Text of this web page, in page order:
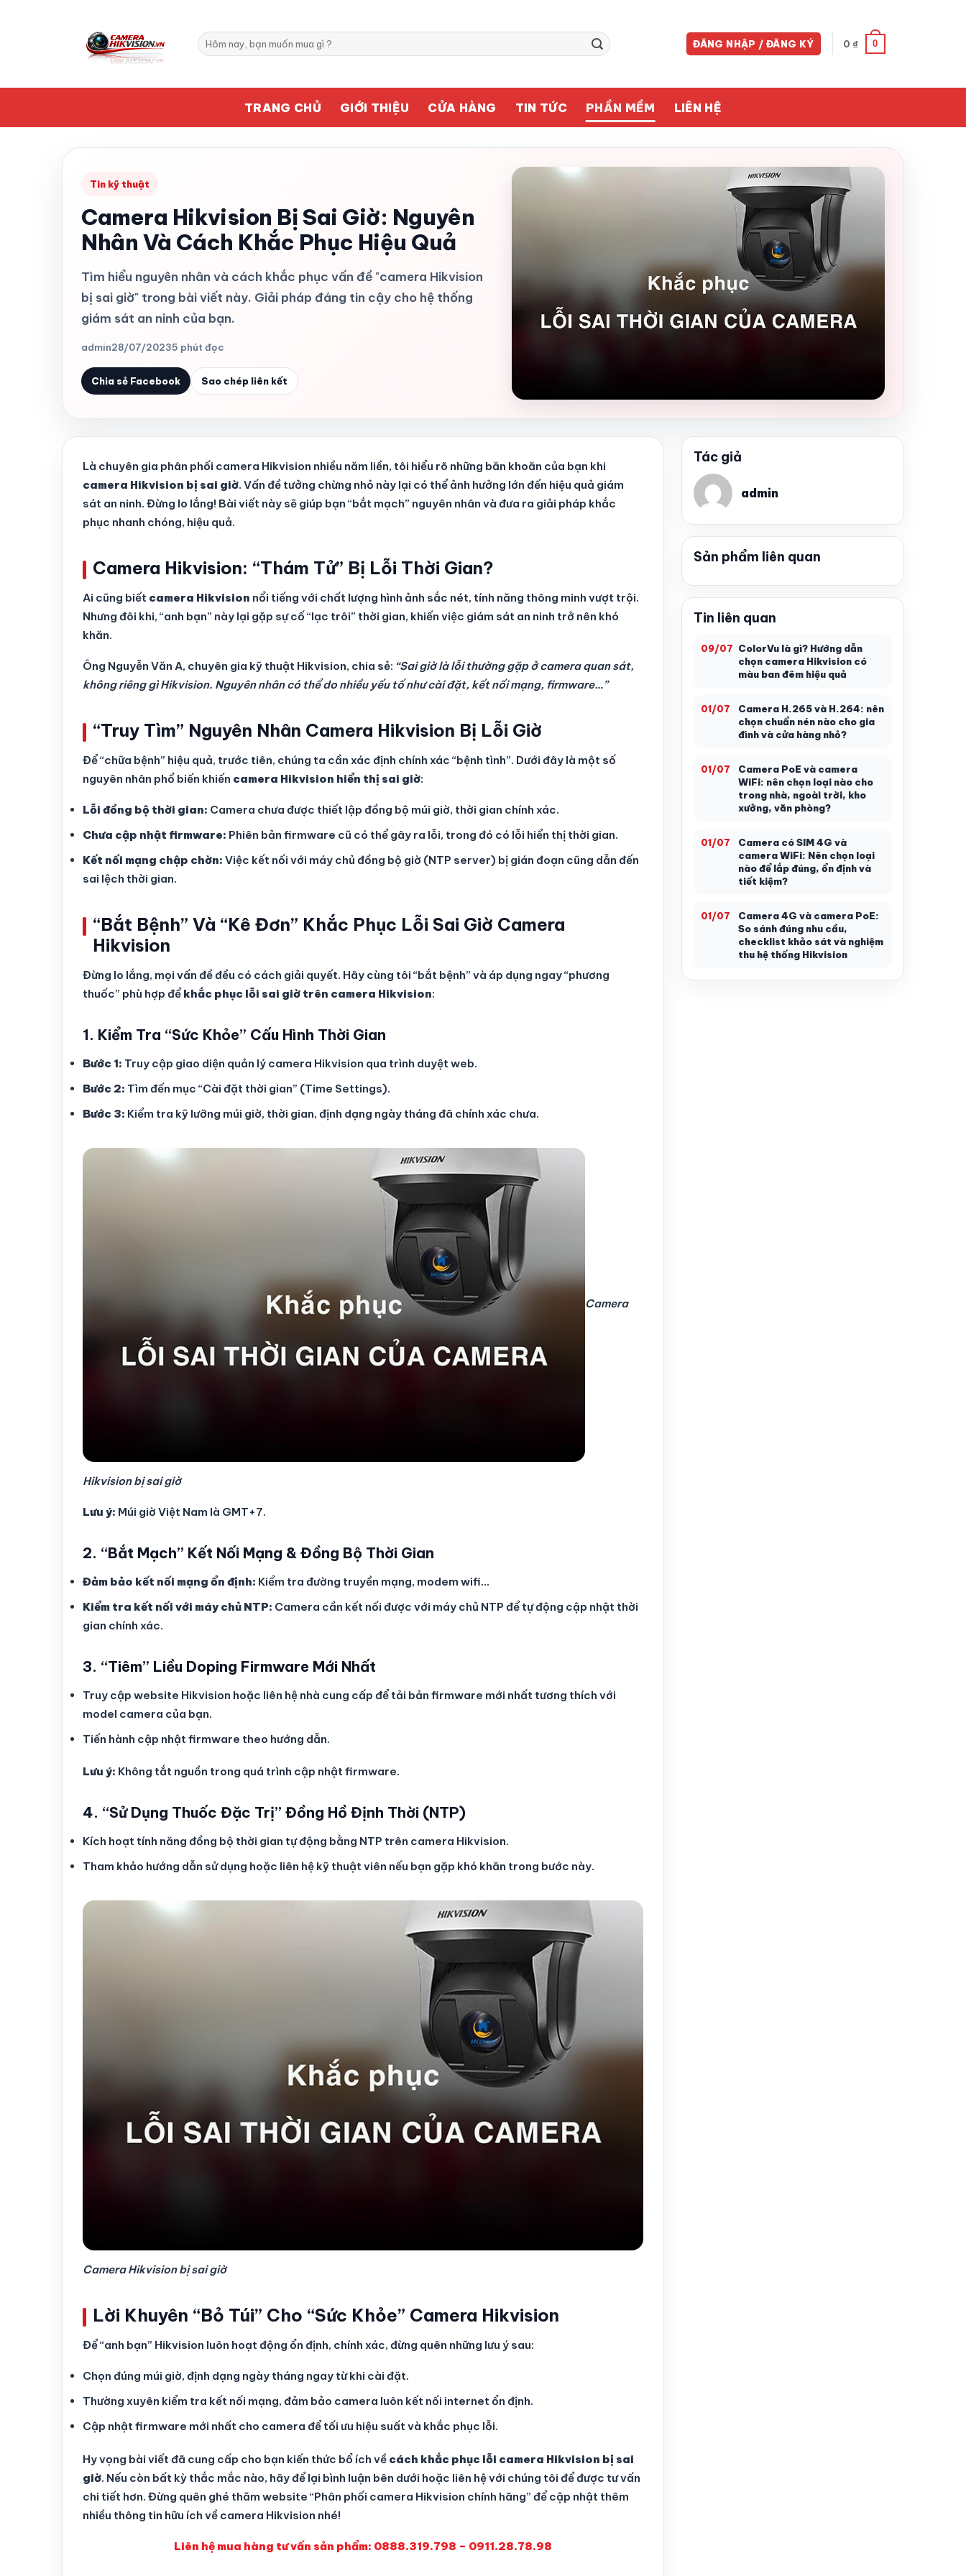
Tìm
kiếm:
ĐĂNG NHẬP / ĐĂNG KÝ 0 ₫ 0
TRANG CHỦ GIỚI THIỆU CỬA HÀNG TIN TỨC PHẦN MỀM LIÊN HỆ
Tin kỹ thuật
Camera Hikvision Bị Sai Giờ: Nguyên
Nhân Và Cách Khắc Phục Hiệu Quả
Tìm hiểu nguyên nhân và cách khắc phục vấn đề "camera Hikvision
bị sai giờ" trong bài viết này. Giải pháp đáng tin cậy cho hệ thống
giám sát an ninh của bạn.
admin28/07/20235 phút đọc
Chia sẻ Facebook Sao chép liên kết
Là chuyên gia phân phối camera Hikvision nhiều năm liền, tôi hiểu rõ những băn khoăn của bạn khi
camera Hikvision bị sai giờ. Vấn đề tưởng chừng nhỏ này lại có thể ảnh hưởng lớn đến hiệu quả giám
sát an ninh. Đừng lo lắng! Bài viết này sẽ giúp bạn “bắt mạch” nguyên nhân và đưa ra giải pháp khắc
phục nhanh chóng, hiệu quả.
Camera Hikvision: “Thám Tử” Bị Lỗi Thời Gian?
Ai cũng biết camera Hikvision nổi tiếng với chất lượng hình ảnh sắc nét, tính năng thông minh vượt trội.
Nhưng đôi khi, “anh bạn” này lại gặp sự cố “lạc trôi” thời gian, khiến việc giám sát an ninh trở nên khó
khăn.
Ông Nguyễn Văn A, chuyên gia kỹ thuật Hikvision, chia sẻ: “Sai giờ là lỗi thường gặp ở camera quan sát,
không riêng gì Hikvision. Nguyên nhân có thể do nhiều yếu tố như cài đặt, kết nối mạng, firmware…”
“Truy Tìm” Nguyên Nhân Camera Hikvision Bị Lỗi Giờ
Để “chữa bệnh” hiệu quả, trước tiên, chúng ta cần xác định chính xác “bệnh tình”. Dưới đây là một số
nguyên nhân phổ biến khiến camera Hikvision hiển thị sai giờ:
Lỗi đồng bộ thời gian: Camera chưa được thiết lập đồng bộ múi giờ, thời gian chính xác.
Chưa cập nhật firmware: Phiên bản firmware cũ có thể gây ra lỗi, trong đó có lỗi hiển thị thời gian.
Kết nối mạng chập chờn: Việc kết nối với máy chủ đồng bộ giờ (NTP server) bị gián đoạn cũng dẫn đến
sai lệch thời gian.
“Bắt Bệnh” Và “Kê Đơn” Khắc Phục Lỗi Sai Giờ Camera
Hikvision
Đừng lo lắng, mọi vấn đề đều có cách giải quyết. Hãy cùng tôi “bắt bệnh” và áp dụng ngay “phương
thuốc” phù hợp để khắc phục lỗi sai giờ trên camera Hikvision:
1. Kiểm Tra “Sức Khỏe” Cấu Hình Thời Gian
Bước 1: Truy cập giao diện quản lý camera Hikvision qua trình duyệt web.
Bước 2: Tìm đến mục “Cài đặt thời gian” (Time Settings).
Bước 3: Kiểm tra kỹ lưỡng múi giờ, thời gian, định dạng ngày tháng đã chính xác chưa.
Camera
Hikvision bị sai giờ
Lưu ý: Múi giờ Việt Nam là GMT+7.
2. “Bắt Mạch” Kết Nối Mạng & Đồng Bộ Thời Gian
Đảm bảo kết nối mạng ổn định: Kiểm tra đường truyền mạng, modem wifi…
Kiểm tra kết nối với máy chủ NTP: Camera cần kết nối được với máy chủ NTP để tự động cập nhật thời
gian chính xác.
3. “Tiêm” Liều Doping Firmware Mới Nhất
Truy cập website Hikvision hoặc liên hệ nhà cung cấp để tải bản firmware mới nhất tương thích với
model camera của bạn.
Tiến hành cập nhật firmware theo hướng dẫn.
Lưu ý: Không tắt nguồn trong quá trình cập nhật firmware.
4. “Sử Dụng Thuốc Đặc Trị” Đồng Hồ Định Thời (NTP)
Kích hoạt tính năng đồng bộ thời gian tự động bằng NTP trên camera Hikvision.
Tham khảo hướng dẫn sử dụng hoặc liên hệ kỹ thuật viên nếu bạn gặp khó khăn trong bước này.
Camera Hikvision bị sai giờ
Lời Khuyên “Bỏ Túi” Cho “Sức Khỏe” Camera Hikvision
Để “anh bạn” Hikvision luôn hoạt động ổn định, chính xác, đừng quên những lưu ý sau:
Chọn đúng múi giờ, định dạng ngày tháng ngay từ khi cài đặt.
Thường xuyên kiểm tra kết nối mạng, đảm bảo camera luôn kết nối internet ổn định.
Cập nhật firmware mới nhất cho camera để tối ưu hiệu suất và khắc phục lỗi.
Hy vọng bài viết đã cung cấp cho bạn kiến thức bổ ích về cách khắc phục lỗi camera Hikvision bị sai
giờ. Nếu còn bất kỳ thắc mắc nào, hãy để lại bình luận bên dưới hoặc liên hệ với chúng tôi để được tư vấn
chi tiết hơn. Đừng quên ghé thăm website “Phân phối camera Hikvision chính hãng” để cập nhật thêm
nhiều thông tin hữu ích về camera Hikvision nhé!
Liên hệ mua hàng tư vấn sản phẩm: 0888.319.798 – 0911.28.78.98
Tác giả
admin
Sản phẩm liên quan
Tin liên quan
09/07 ColorVu là gì? Hướng dẫn
chọn camera Hikvision có
màu ban đêm hiệu quả
01/07
Camera H.265 và H.264: nên
chọn chuẩn nén nào cho gia
đình và cửa hàng nhỏ?
01/07
Camera PoE và camera
WiFi: nên chọn loại nào cho
trong nhà, ngoài trời, kho
xưởng, văn phòng?
01/07
Camera có SIM 4G và
camera WiFi: Nên chọn loại
nào để lắp đúng, ổn định và
tiết kiệm?
01/07
Camera 4G và camera PoE:
So sánh đúng nhu cầu,
checklist khảo sát và nghiệm
thu hệ thống Hikvision